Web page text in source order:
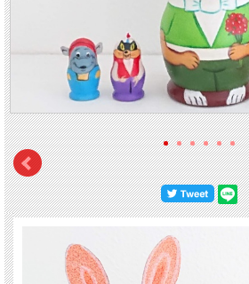
らロシアのコメディーアニメ作品です。「今に見て
がウサギに言う決まり文句です。「トムとジェリー
ウサギ (Заяц)を開けると、中からオオカミ (Волк)
な役柄で登場するカバ、奇術師のネコがでてきます。
ロシアンアニメ好きな方や、ウサギ年（卯年）生ま
【サイズ】 高さ：10.4cm（耳を伸ばした高さ）/本
入っている人形の高さ：3cm（耳を含む）